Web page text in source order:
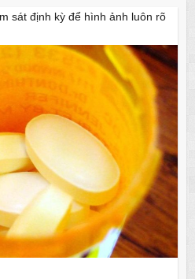
sát định kỳ để hình ảnh luôn rõ